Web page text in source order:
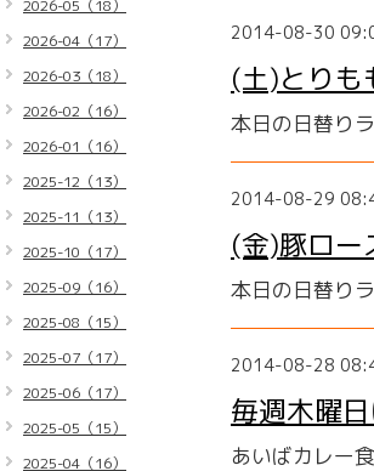
2014-08-30
(土)とりも
本日の日替り
2014-08-29
(金)豚ロー
本日の日替り
2014-08-28
毎週木曜
あいばカレー
2026-05（18）
2026-04（17）
2026-03（18）
2026-02（16）
2026-01（16）
2025-12（13）
2025-11（13）
2025-10（17）
2025-09（16）
2025-08（15）
2025-07（17）
2025-06（17）
2025-05（15）
2025-04（16）